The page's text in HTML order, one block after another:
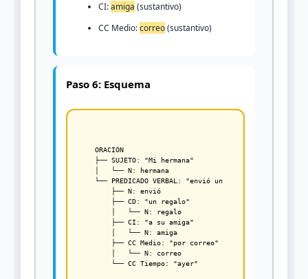
CI:amiga (sustantivo)
CC Medio:correo(sustantivo)
Paso 6: Esquema
ORACIÓN
├── SUJETO: "Mi hermana"
│   └── N: hermana
└── PREDICADO VERBAL: "envió un regalo a su amiga
    ├── N: envió
    ├── CD: "un regalo"
    │   └── N: regalo
    ├── CI: "a su amiga"
    │   └── N: amiga
    ├── CC Medio: "por correo"
    │   └── N: correo